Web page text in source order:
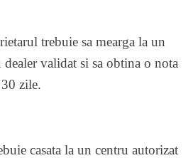
trebuie sa mearga la un
validat si sa obtina o nota
zile.
casata la un centru autorizat